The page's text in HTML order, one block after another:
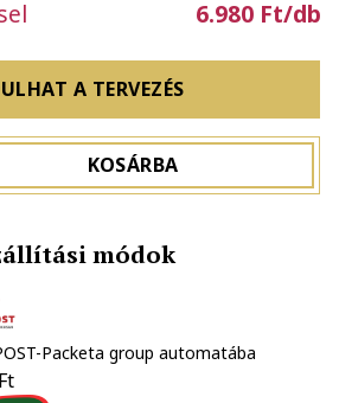
6.980 Ft/db
A TERVEZÉS
KOSÁRBA
módok
Packeta group automatába